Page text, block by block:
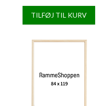
TILFØJ TIL KURV